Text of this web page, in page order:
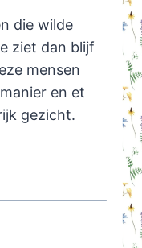
die wilde
ziet dan blijf
mensen
en et
gezicht.